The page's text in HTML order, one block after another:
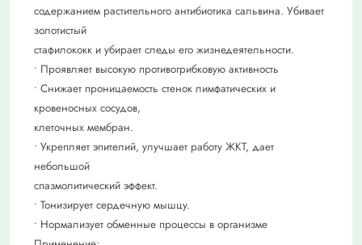
содержанием растительного антибиотика сальвина. Убивает
золотистый
стафилококк и убирает следы его жизнедеятельности.
• Проявляет высокую противогрибковую активность
• Снижает проницаемость стенок лимфатических и
кровеносных сосудов,
клеточных мембран.
• Укрепляет эпителий, улучшает работу ЖКТ, дает
небольшой
спазмолитический эффект.
• Тонизирует сердечную мышцу.
• Нормализует обменные процессы в организме